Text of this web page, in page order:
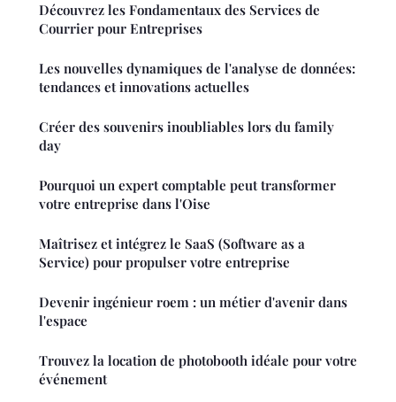
Découvrez les Fondamentaux des Services de
Courrier pour Entreprises
Les nouvelles dynamiques de l'analyse de données:
tendances et innovations actuelles
Créer des souvenirs inoubliables lors du family
day
Pourquoi un expert comptable peut transformer
votre entreprise dans l'Oise
Maîtrisez et intégrez le SaaS (Software as a
Service) pour propulser votre entreprise
Devenir ingénieur roem : un métier d'avenir dans
l'espace
Trouvez la location de photobooth idéale pour votre
événement